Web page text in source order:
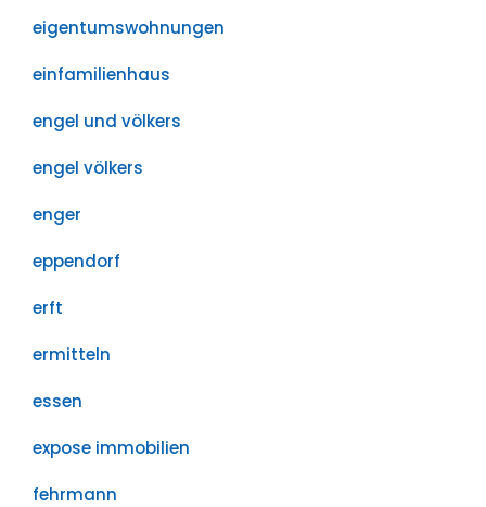
eigentumswohnungen
einfamilienhaus
engel und völkers
engel völkers
enger
eppendorf
erft
ermitteln
essen
expose immobilien
fehrmann